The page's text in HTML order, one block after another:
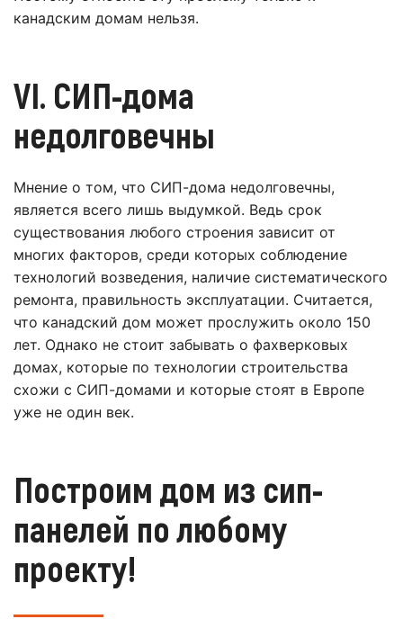
канадским домам нельзя.
VI. СИП-дома
недолговечны
Мнение о том, что СИП-дома недолговечны,
является всего лишь выдумкой. Ведь срок
существования любого строения зависит от
многих факторов, среди которых соблюдение
технологий возведения, наличие систематического
ремонта, правильность эксплуатации. Считается,
что канадский дом может прослужить около 150
лет. Однако не стоит забывать о фахверковых
домах, которые по технологии строительства
схожи с СИП-домами и которые стоят в Европе
уже не один век.
Построим дом из сип-
панелей по любому
проекту!